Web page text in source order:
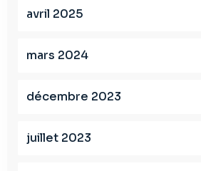
avril 2025
mars 2024
décembre 2023
juillet 2023